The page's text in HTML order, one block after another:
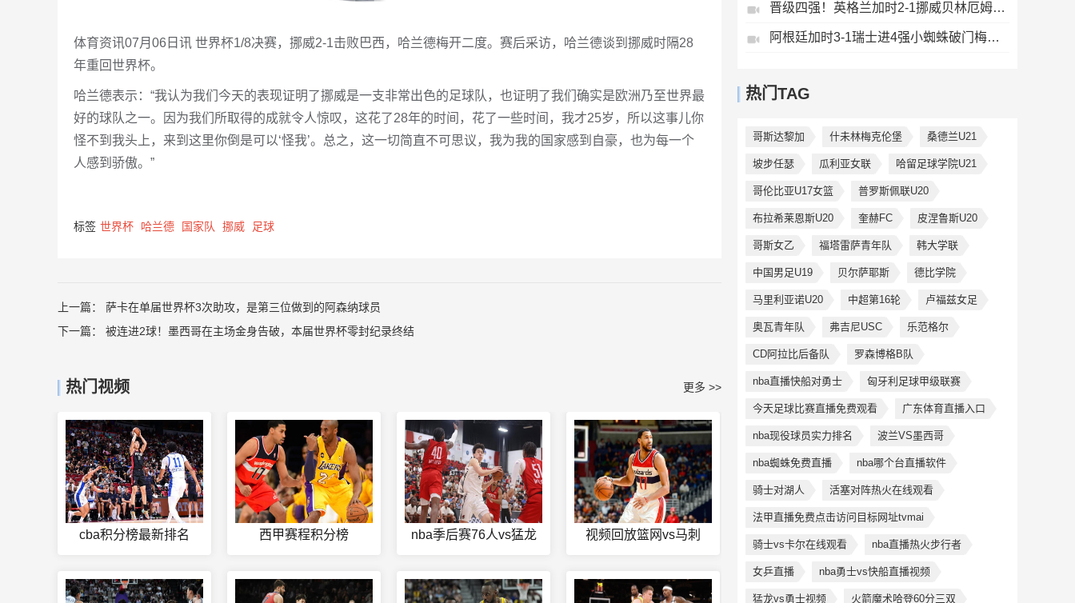
体育资讯07月06日讯 世界杯1/8决赛，挪威2-1击败巴西，哈兰德梅开二度。赛后采访，哈兰德谈到挪威时隔28
年重回世界杯。
哈兰德表示：“我认为我们今天的表现证明了挪威是一支非常出色的足球队，也证明了我们确实是欧洲乃至世界最
好的球队之一。因为我们所取得的成就令人惊叹，这花了28年的时间，花了一些时间，我才25岁，所以这事儿你
怪不到我头上，来到这里你倒是可以‘怪我’。总之，这一切简直不可思议，我为我的国家感到自豪，也为每一个
人感到骄傲。”
标签 世界杯 哈兰德 国家队 挪威 足球
上一篇： 萨卡在单届世界杯3次助攻，是第三位做到的阿森纳球员
下一篇： 被连进2球！墨西哥在主场金身告破，本届世界杯零封纪录终结
热门视频 更多 >>
cba积分榜最新排名 西甲赛程积分榜 nba季后赛76人vs猛龙 视频回放篮网vs马刺
晋级四强！英格兰加时2-1挪威贝林厄姆连场双响谢尔德鲁普破门
阿根廷加时3-1瑞士进4强小蜘蛛破门梅西助攻麦卡恩博洛假摔染红
热门TAG
哥斯达黎加 什未林梅克伦堡 桑德兰U21
坡步任瑟 瓜利亚女联 哈留足球学院U21
哥伦比亚U17女篮 普罗斯佩联U20
布拉希莱恩斯U20 奎赫FC 皮涅鲁斯U20
哥斯女乙 福塔雷萨青年队 韩大学联
中国男足U19 贝尔萨耶斯 德比学院
马里利亚诺U20 中超第16轮 卢福兹女足
奥瓦青年队 弗吉尼USC 乐范格尔
CD阿拉比后备队 罗森博格B队
nba直播快船对勇士 匈牙利足球甲级联赛
今天足球比赛直播免费观看 广东体育直播入口
nba现役球员实力排名 波兰VS墨西哥
nba蜘蛛免费直播 nba哪个台直播软件
骑士对湖人 活塞对阵热火在线观看
法甲直播免费点击访问目标网址tvmai
骑士vs卡尔在线观看 nba直播热火步行者
女乒直播 nba勇士vs快船直播视频
猛龙vs勇士视频 火箭魔术哈登60分三双